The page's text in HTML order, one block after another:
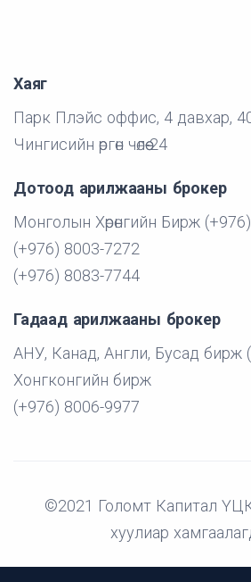
Хаяг
Парк Плэйс оффис, 4 давхар,
Чингисийн өргөн чөлөө-24
Дотоод арилжааны брокер
Монголын Хөрөнгийн Бирж
(+976) 8003-7272
(+976) 8083-7744
Гадаад арилжааны брокер
АНУ, Канад, Англи, Бусад бирж
Хонгконгийн бирж
(+976) 8006-9977
©2021 Голомт Капитал
хуулиар